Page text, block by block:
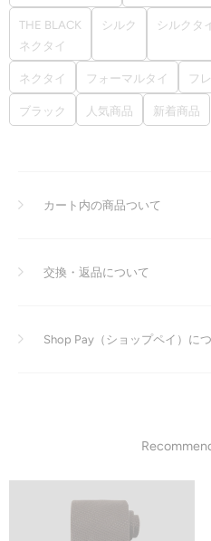
THE BLACK
ネクタイ
シルク シルクタ
ネクタイ フォーマルタイ フ
ブラック 人気商品 新着商品
カート内の商品ついて
交換・返品について
Shop Pay（ショップペイ）に